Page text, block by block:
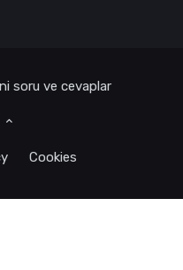
soru ve cevaplar
Cookies